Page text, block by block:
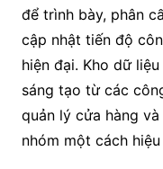
để trình bày, phân
cập nhật tiến độ
hiện đại. Kho dữ
sáng tạo từ các
quản lý cửa hàng
nhóm một cách hiệu